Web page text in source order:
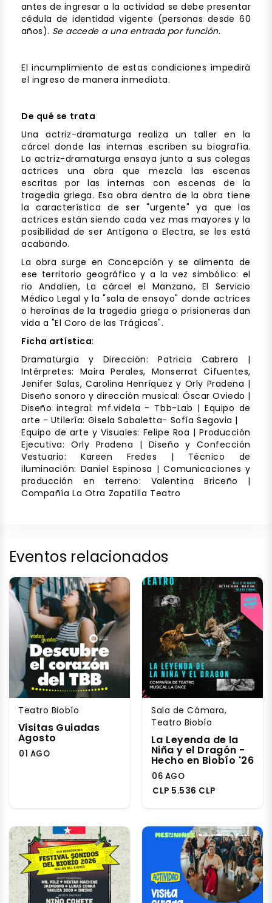
antes de ingresar a la actividad se debe presentar
cédula de identidad vigente (personas desde 60
años). Se accede a una entrada por función.
El incumplimiento de estas condiciones impedirá
el ingreso de manera inmediata.
De qué se trata
Una actriz-dramaturga realiza un taller en la
cárcel donde las internas escriben su biografía.
La actriz-dramaturga ensaya junto a sus colegas
actrices una obra que mezcla las escenas
escritas por las internas con escenas de la
tragedia griega. Esa obra dentro de la obra tiene
la característica de ser "urgente" ya que las
actrices están siendo cada vez mas mayores y la
posibilidad de ser Antígona o Electra, se les está
acabando.
La obra surge en Concepción y se alimenta de
ese territorio geográfico y a la vez simbólico: el
rio Andalien, La cárcel el Manzano, El Servicio
Médico Legal y la "sala de ensayo" donde actrices
o heroínas de la tragedia griega o prisioneras dan
vida a "El Coro de las Trágicas".
Ficha artística:
Dramaturgia y Dirección: Patricia Cabrera |
Intérpretes: Maira Perales, Monserrat Cifuentes,
Jenifer Salas, Carolina Henríquez y Orly Pradena |
Diseño sonoro y dirección musical: Óscar Oviedo |
Diseño integral: mf.videla - Tbb-Lab | ⁠Equipo de
arte - Utilería: Gisela Sabaletta- Sofía Segovia |
Equipo de arte y Visuales: Felipe Roa | Producción
Ejecutiva: Orly Pradena | Diseño y Confección
Vestuario: Kareen Fredes | Técnico de
iluminación: Daniel Espinosa | Comunicaciones y
producción en terreno: Valentina Briceño |
Compañía La Otra Zapatilla Teatro
Eventos relacionados
Teatro Biobío
Visitas Guiadas
Agosto
01 AGO
Sala de Cámara,
Teatro Biobío
La Leyenda de la
Niña y el Dragón -
Hecho en Biobío '26
06 AGO
CLP 5.536 CLP